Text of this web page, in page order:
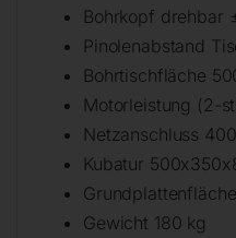
Bohrkopf drehbar
Pinolenabstand
Bohrtischfläche
Motorleistung (2-
Netzanschluss
Kubatur
Gewicht 180 kg